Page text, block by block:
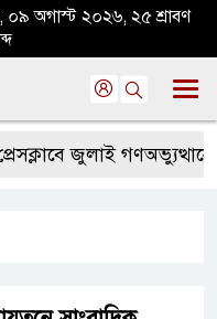
০৯ অগাস্ট ২০২৬, ২৫ শ্রাবণ
জুলাই গণঅভ্যুত্থানের